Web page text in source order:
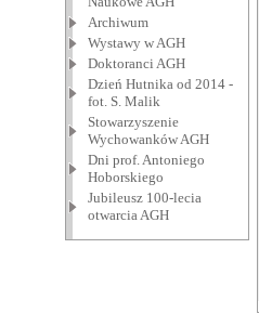
Archiwum
Wystawy w AGH
Doktoranci AGH
Dzień Hutnika od 2014 -
fot. S. Malik
Stowarzyszenie
Wychowanków AGH
Dni prof. Antoniego
Hoborskiego
Jubileusz 100-lecia
otwarcia AGH